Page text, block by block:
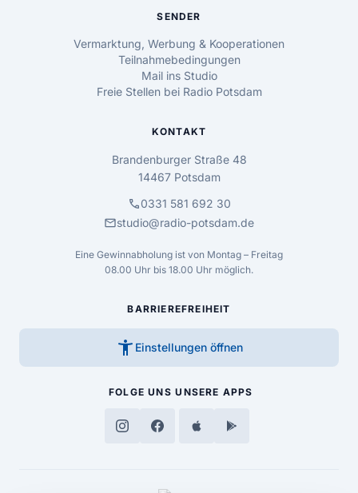
SENDER
Vermarktung, Werbung & Kooperationen
Teilnahmebedingungen
Mail ins Studio
Freie Stellen bei Radio Potsdam
KONTAKT
Brandenburger Straße 48
14467 Potsdam
call0331 581 692 30
mailstudio@radio-potsdam.de
Eine Gewinnabholung ist von Montag – Freitag
08.00 Uhr bis 18.00 Uhr möglich.
BARRIEREFREIHEIT
accessibility_new Einstellungen öffnen
FOLGE UNS UNSERE APPS